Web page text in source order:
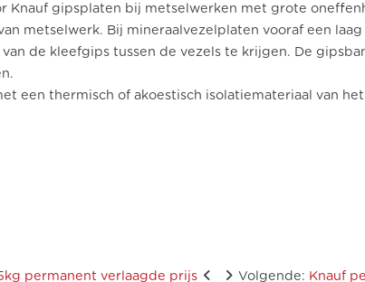
Knauf gipsplaten bij metselwerken met grote
metselwerk. Bij mineraalvezelplaten vooraf een laag
de kleefgips tussen de vezels te krijgen. De
een thermisch of akoestisch isolatiemateriaal van
permanent verlaagde prijs Volgende: Knauf